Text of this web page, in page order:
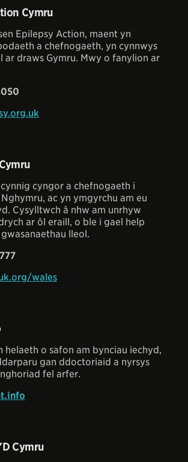
Cymru
Epilepsy Action, maent yn
a chefnogaeth, yn cynnwys
ar draws Gymru. Mwy o fanylion ar
cyngor a chefnogaeth i
ac yn ymgyrchu am eu
Cysylltwch â nhw am unrhyw
ar ôl eraill, o ble i gael help
lleol.
wales
helaeth o safon am bynciau iechyd,
gan ddoctoriaid a nyrsys
fel arfer.
Cymru